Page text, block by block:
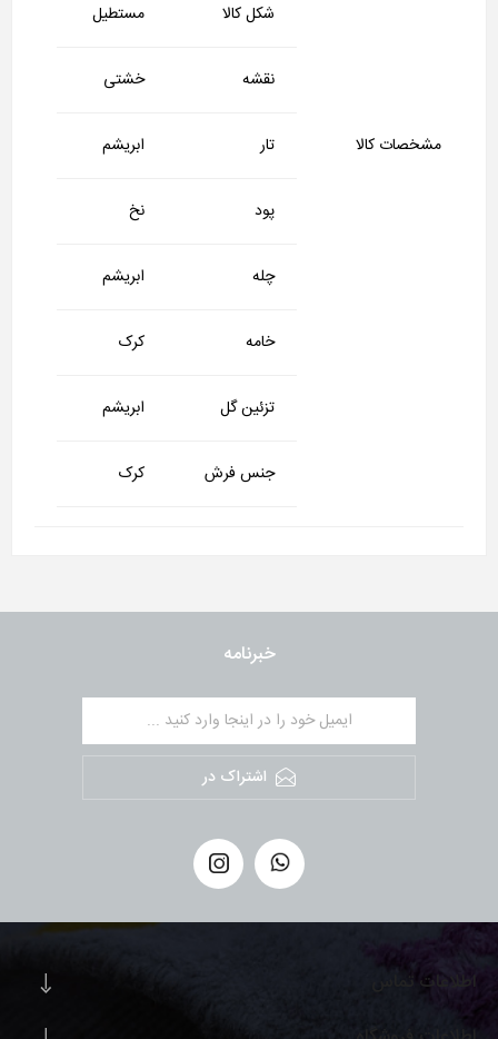
مشخصات کالا
شکل کالا مستطیل
نقشه خشتی
تار ابریشم
پود نخ
چله ابریشم
خامه کرک
تزئین گل ابریشم
جنس فرش کرک
خبرنامه
اشتراک در
اطلاعات تماس